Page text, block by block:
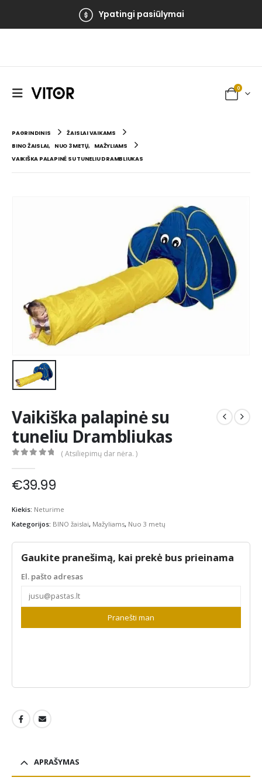
Ypatingi pasiūlymai
0
PAGRINDINIS
ŽAISLAI VAIKAMS
BINO ŽAISLAI, NUO 3 METŲ,
MAŽYLIAMS
VAIKIŠKA PALAPINĖ SU TUNELIU DRAMBLIUKAS
Vaikiška palapinė su
tuneliu Drambliukas
( Atsiliepimų dar nėra. )
€39.99
Kiekis: Neturime
Kategorijos: BINO žaislai, Mažyliams, Nuo 3 metų
Gaukite pranešimą, kai prekė bus prieinama
El. pašto adresas
Pranešti man
APRAŠYMAS